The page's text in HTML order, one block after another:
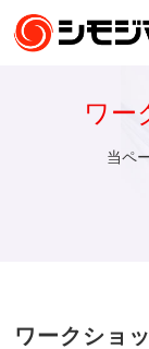
ワー
当ペ
ワークショ